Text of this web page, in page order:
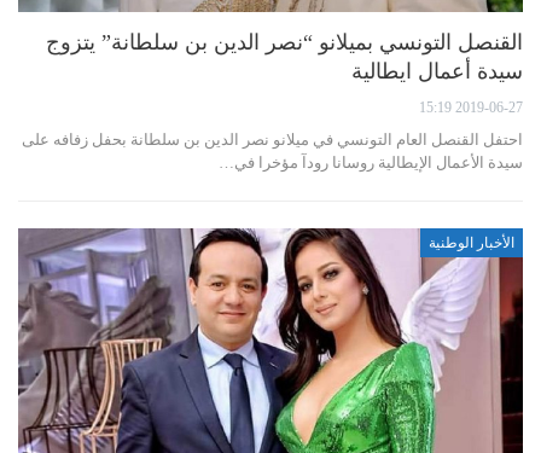
القنصل التونسي بميلانو “نصر الدين بن سلطانة” يتزوج
سيدة أعمال ايطالية
2019-06-27 15:19
احتفل القنصل العام التونسي في ميلانو نصر الدين بن سلطانة بحفل زفافه على
سيدة الأعمال الإيطالية روسانا رودآ مؤخرا في…
الأخبار الوطنية